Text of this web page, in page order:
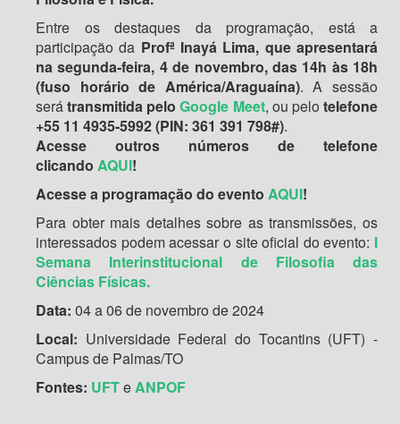
Entre os destaques da programação, está a
participação da Profª Inayá Lima, que apresentará
na segunda-feira, 4 de novembro, das 14h às 18h
(fuso horário de América/Araguaína). A sessão
serátransmitida pelo Google Meet, ou pelotelefone
+55 11 4935-5992 (PIN: 361 391 798#).
Acesse outros números de telefone
clicando AQUI!
Acesse a programação do evento AQUI!
Para obter mais detalhes sobre as transmissões, os
interessados podem acessar o site oficial do evento: I
Semana Interinstitucional de Filosofia das
Ciências Físicas.
Data: 04 a 06 de novembro de 2024
Local: Universidade Federal do Tocantins (UFT) -
Campus de Palmas/TO
Fontes: UFTeANPOF